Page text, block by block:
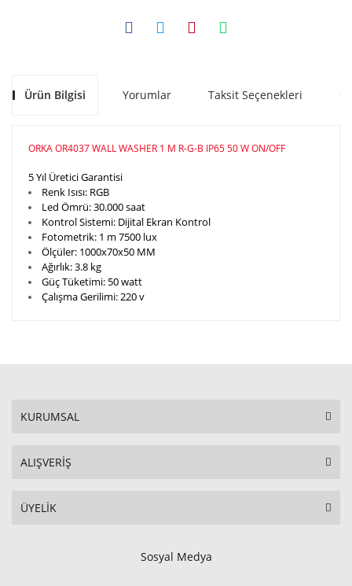
Ürün Bilgisi Yorumlar Taksit Seçenekleri
ORKA OR4037 WALL WASHER 1 M R-G-B IP65 50 W ON/OFF
5 Yıl Üretici Garantisi
Renk Isısı: RGB
Led Ömrü:30.000 saat
Kontrol Sistemi: Dijital Ekran Kontrol
Fotometrik: 1 m 7500 lux
Ölçüler: 1000x70x50 MM
Ağırlık:3.8 kg
Güç Tüketimi: 50 watt
Çalışma Gerilimi:220 v
KURUMSAL
ALIŞVERİŞ
ÜYELİK
Sosyal Medya